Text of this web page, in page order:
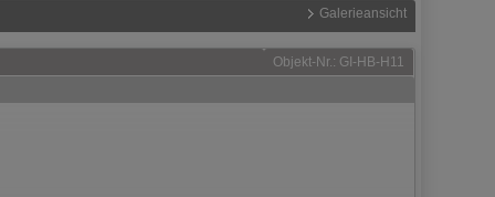
Galerieansicht
Objekt-Nr.: GI-HB-H11